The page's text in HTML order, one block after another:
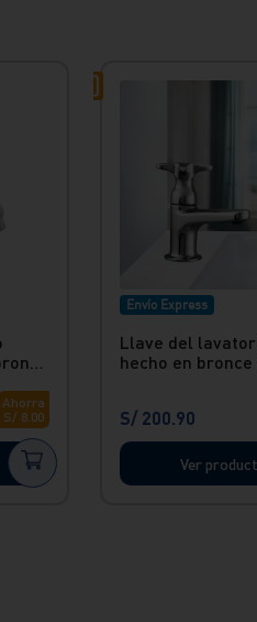
Ahorra
S/ 8.00
Envío Express
Llave del
hecho en bronce
S/ 200.90
Ver